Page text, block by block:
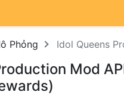
Phỏng Idol Queens
Mod